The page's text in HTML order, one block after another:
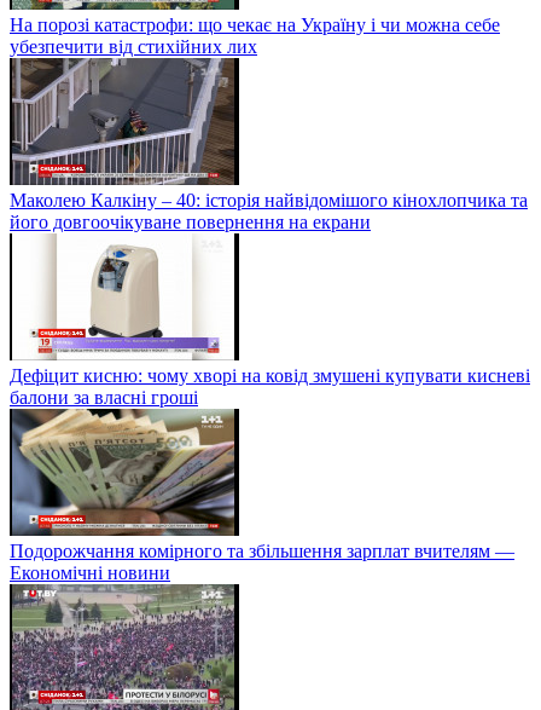
На порозі катастрофи: що чекає на Україну і чи можна себе
убезпечити від стихійних лих
Маколею Калкіну – 40: історія найвідомішого кінохлопчика та
його довгоочікуване повернення на екрани
Дефіцит кисню: чому хворі на ковід змушені купувати кисневі
балони за власні гроші
Подорожчання комірного та збільшення зарплат вчителям —
Економічні новини